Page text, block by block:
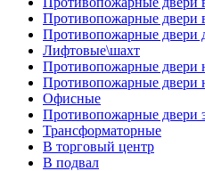
Противопожарные двери
Противопожарные двери
Лифтовые\шахт
Противопожарные двери
Противопожарные двери
Офисные
Противопожарные двери
Трансформаторные
В торговый центр
В подвал